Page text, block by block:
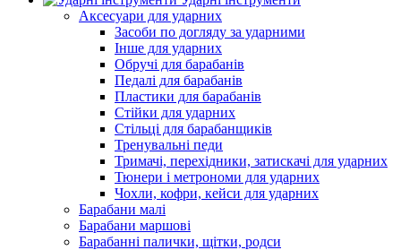
Аксесуари для ударних
Засоби по догляду за ударними
Інше для ударних
Обручі для барабанів
Педалі для барабанів
Пластики для барабанів
Стійки для ударних
Стільці для барабанщиків
Тренувальні педи
Тримачі, перехідники, затискачі для ударних
Тюнери і метрономи для ударних
Чохли, кофри, кейси для ударних
Барабани малі
Барабани маршові
Барабанні палички, щітки, родси